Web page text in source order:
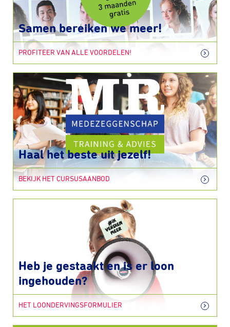
Samen bereiken we meer!
PROFITEER VAN ALLE VOORDELEN!
Haal het beste uit jezelf!
BEKIJK HET CURSUSAANBOD
Heb je gestaakt en is er loon
ingehouden?
HET LOONDERVINGSFORMULIER